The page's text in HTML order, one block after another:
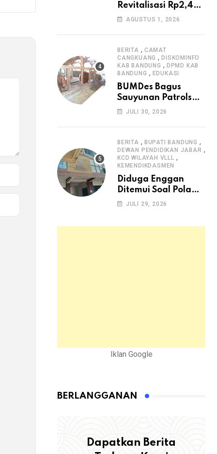
Revitalisasi Rp2,4
Miliar, SMPN 1
Masyarakat Sambut
Antusias
AGUSTUS 1, 2026
BERITA , CAMAT
CANGKUANG ,DISKOMINFO
KAB BANDUNG , DPMD KAB
BANDUNG , EDUKASI
BUMDes Bagus
Sauyunan Patrolsari
Alokasikan 20
untuk Ketahanan
Pangan Hewani dan
Nabati
JULI 30, 2026
BERITA , BUPATI BANDUNG ,
DEWAN PENDIDIKAN JABAR ,
KCD WILAYAH VLLL ,
KEMENDIKDASMEN
Diduga Enggan
Ditemui Soal Pola
SPMB, Kepsek SMAN
JULI 29, 2026
Iklan Google
BERLANGGANAN
Dapatkan Berita